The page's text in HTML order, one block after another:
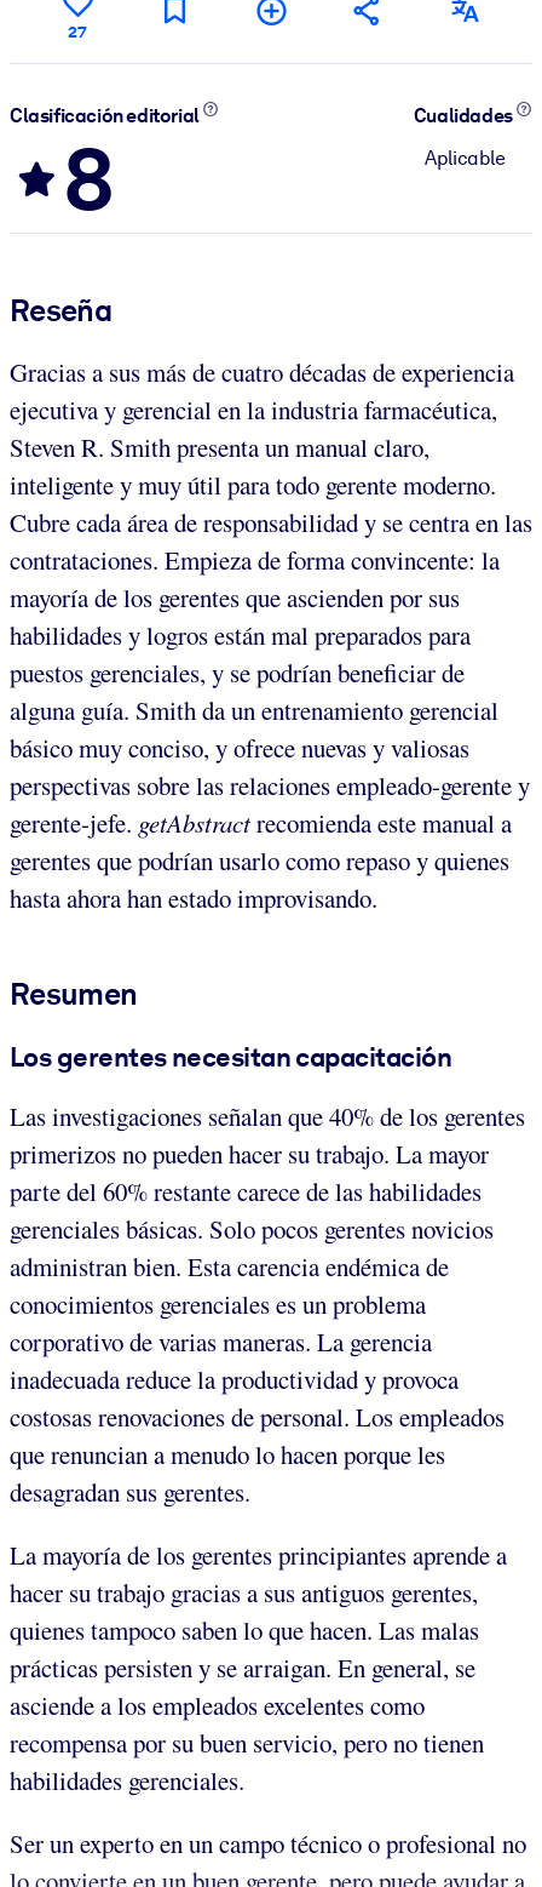
27
Clasificación editorial
8
Cualidades
Aplicable
Reseña
Gracias a sus más de cuatro décadas de experiencia
ejecutiva y gerencial en la industria farmacéutica,
Steven R. Smith presenta un manual claro,
inteligente y muy útil para todo gerente moderno.
Cubre cada área de responsabilidad y se centra en las
contrataciones. Empieza de forma convincente: la
mayoría de los gerentes que ascienden por sus
habilidades y logros están mal preparados para
puestos gerenciales, y se podrían beneficiar de
alguna guía. Smith da un entrenamiento gerencial
básico muy conciso, y ofrece nuevas y valiosas
perspectivas sobre las relaciones empleado-gerente y
gerente-jefe. getAbstractrecomienda este manual a
gerentes que podrían usarlo como repaso y quienes
hasta ahora han estado improvisando.
Resumen
Los gerentes necesitan capacitación
Las investigaciones señalan que 40% de los gerentes
primerizos no pueden hacer su trabajo. La mayor
parte del 60% restante carece de las habilidades
gerenciales básicas. Solo pocos gerentes novicios
administran bien. Esta carencia endémica de
conocimientos gerenciales es un problema
corporativo de varias maneras. La gerencia
inadecuada reduce la productividad y provoca
costosas renovaciones de personal. Los empleados
que renuncian a menudo lo hacen porque les
desagradan sus gerentes.
La mayoría de los gerentes principiantes aprende a
hacer su trabajo gracias a sus antiguos gerentes,
quienes tampoco saben lo que hacen. Las malas
prácticas persisten y se arraigan. En general, se
asciende a los empleados excelentes como
recompensa por su buen servicio, pero no tienen
habilidades gerenciales.
Ser un experto en un campo técnico o profesional no